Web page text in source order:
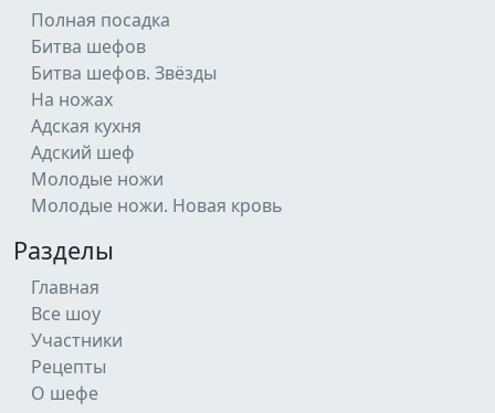
Полная посадка
Битва шефов
Битва шефов. Звёзды
На ножах
Адская кухня
Адский шеф
Молодые ножи
Молодые ножи. Новая кровь
Разделы
Главная
Все шоу
Участники
Рецепты
О шефе